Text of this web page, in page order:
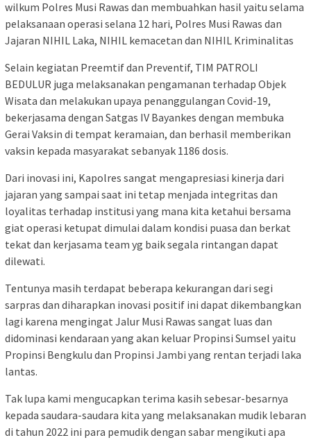
wilkum Polres Musi Rawas dan membuahkan hasil yaitu selama
pelaksanaan operasi selana 12 hari, Polres Musi Rawas dan
Jajaran NIHIL Laka, NIHIL kemacetan dan NIHIL Kriminalitas
Selain kegiatan Preemtif dan Preventif, TIM PATROLI
BEDULUR juga melaksanakan pengamanan terhadap Objek
Wisata dan melakukan upaya penanggulangan Covid-19,
bekerjasama dengan Satgas IV Bayankes dengan membuka
Gerai Vaksin di tempat keramaian, dan berhasil memberikan
vaksin kepada masyarakat sebanyak 1186 dosis.
Dari inovasi ini, Kapolres sangat mengapresiasi kinerja dari
jajaran yang sampai saat ini tetap menjada integritas dan
loyalitas terhadap institusi yang mana kita ketahui bersama
giat operasi ketupat dimulai dalam kondisi puasa dan berkat
tekat dan kerjasama team yg baik segala rintangan dapat
dilewati.
Tentunya masih terdapat beberapa kekurangan dari segi
sarpras dan diharapkan inovasi positif ini dapat dikembangkan
lagi karena mengingat Jalur Musi Rawas sangat luas dan
didominasi kendaraan yang akan keluar Propinsi Sumsel yaitu
Propinsi Bengkulu dan Propinsi Jambi yang rentan terjadi laka
lantas.
Tak lupa kami mengucapkan terima kasih sebesar-besarnya
kepada saudara-saudara kita yang melaksanakan mudik lebaran
di tahun 2022 ini para pemudik dengan sabar mengikuti apa